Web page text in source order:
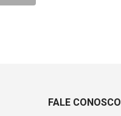
FALE CONOSCO